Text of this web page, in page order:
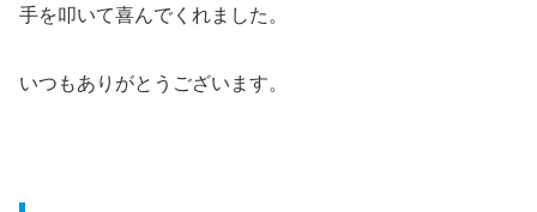
手を叩いて喜んでくれました。
いつもありがとうございます。